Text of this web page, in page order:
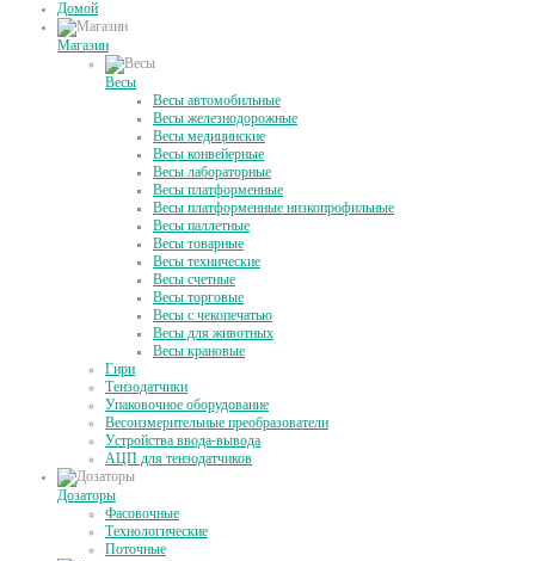
Домой
Магазин
Весы
Весы автомобильные
Весы железнодорожные
Весы медицинские
Весы конвейерные
Весы лабораторные
Весы платформенные
Весы платформенные низкопрофильные
Весы паллетные
Весы товарные
Весы технические
Весы счетные
Весы торговые
Весы с чекопечатью
Весы для животных
Весы крановые
Гири
Тензодатчики
Упаковочное оборудование
Весоизмерительные преобразователи
Устройства ввода-вывода
АЦП для тензодатчиков
Дозаторы
Фасовочные
Технологические
Поточные